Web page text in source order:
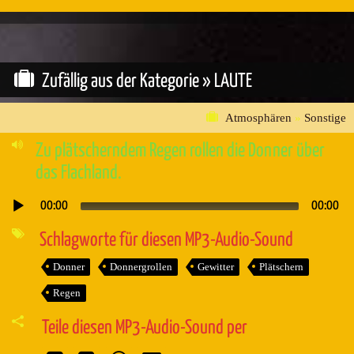
Zufällig aus der Kategorie » LAUTE
Atmosphären » Sonstige
Zu plätscherndem Regen rollen die Donner über
das Flachland.
Audio-
00:00 00:00
Schlagworte für diesen MP3-Audio-Sound
Donner Donnergrollen Gewitter Plätschern
Regen
Teile diesen MP3-Audio-Sound per